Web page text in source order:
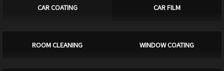
CAR COATING CAR FILM
ROOM CLEANING WINDOW COATING